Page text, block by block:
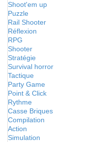
Shoot'em up
Puzzle
Rail Shooter
Réflexion
RPG
Shooter
Stratégie
Survival horror
Tactique
Party Game
Point & Click
Rythme
Casse Briques
Compilation
Action
Simulation